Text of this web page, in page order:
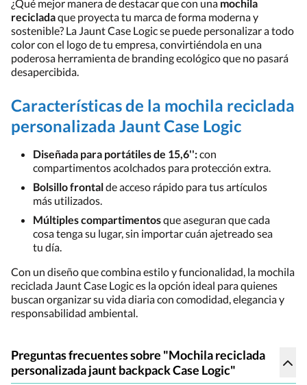
¿Qué mejor manera de destacar que con una mochila
recicladaque proyecta tu marca de forma moderna y
sostenible? La Jaunt Case Logic se puede personalizar a todo
color con el logo de tu empresa, convirtiéndola en una
poderosa herramienta de branding ecológico que no pasará
desapercibida.
Características de la mochila reciclada
personalizada Jaunt Case Logic
Diseñada para portátiles de 15,6'':con
compartimentos acolchados para protección extra.
Bolsillo frontalde acceso rápido para tus artículos
más utilizados.
Múltiples compartimentosque aseguran que cada
cosa tenga su lugar, sin importar cuán ajetreado sea
tu día.
Con un diseño que combina estilo y funcionalidad, la mochila
reciclada Jaunt Case Logic es la opción ideal para quienes
buscan organizar su vida diaria con comodidad, elegancia y
responsabilidad ambiental.
Preguntas frecuentes sobre "Mochila reciclada
personalizada jaunt backpack Case Logic"